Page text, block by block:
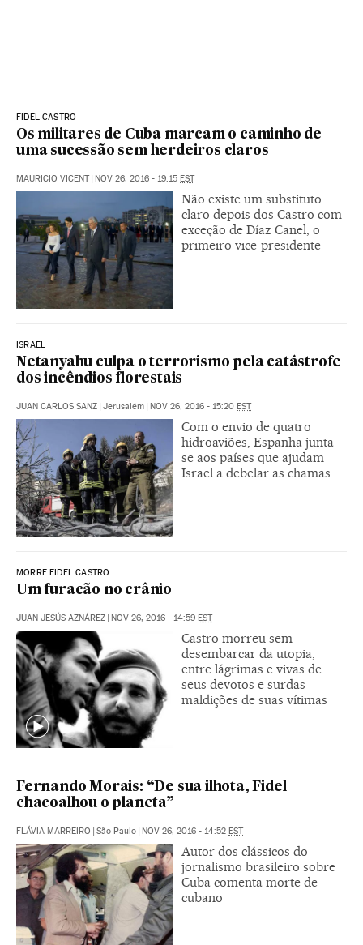
FIDEL CASTRO
Os militares de Cuba marcam o caminho de
uma sucessão sem herdeiros claros
MAURICIO VICENT NOV 26, 2016 - 19:15 EST
Não existe um substituto
claro depois dos Castro com
exceção de Díaz Canel, o
primeiro vice-presidente
ISRAEL
Netanyahu culpa o terrorismo pela catástrofe
dos incêndios florestais
JUAN CARLOS SANZ Jerusalém NOV 26, 2016 - 15:20 EST
Com o envio de quatro
hidroaviões, Espanha junta-
se aos países que ajudam
Israel a debelar as chamas
MORRE FIDEL CASTRO
Um furacão no crânio
JUAN JESÚS AZNÁREZ | NOV 26, 2016 - 14:59 EST
Castro morreu sem
desembarcar da utopia,
entre lágrimas e vivas de
seus devotos e surdas
maldições de suas vítimas
Fernando Morais: “De sua ilhota, Fidel
chacoalhou o planeta”
FLÁVIA MARREIRO | São Paulo | NOV 26, 2016 - 14:52 EST
Autor dos clássicos do
jornalismo brasileiro sobre
Cuba comenta morte de
cubano